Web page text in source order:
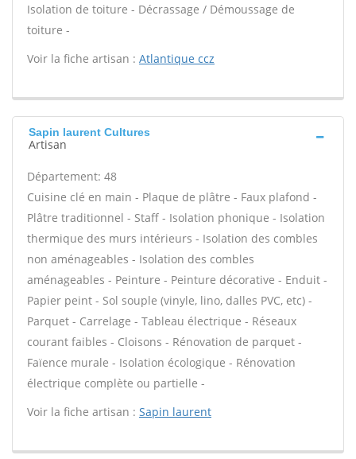
Isolation de toiture - Décrassage / Démoussage de
toiture -
Voir la fiche artisan : Atlantique ccz
Sapin laurent Cultures
Artisan
Département: 48
Cuisine clé en main - Plaque de plâtre - Faux plafond -
Plâtre traditionnel - Staff - Isolation phonique - Isolation
thermique des murs intérieurs - Isolation des combles
non aménageables - Isolation des combles
aménageables - Peinture - Peinture décorative - Enduit -
Papier peint - Sol souple (vinyle, lino, dalles PVC, etc) -
Parquet - Carrelage - Tableau électrique - Réseaux
courant faibles - Cloisons - Rénovation de parquet -
Faïence murale - Isolation écologique - Rénovation
électrique complète ou partielle -
Voir la fiche artisan : Sapin laurent